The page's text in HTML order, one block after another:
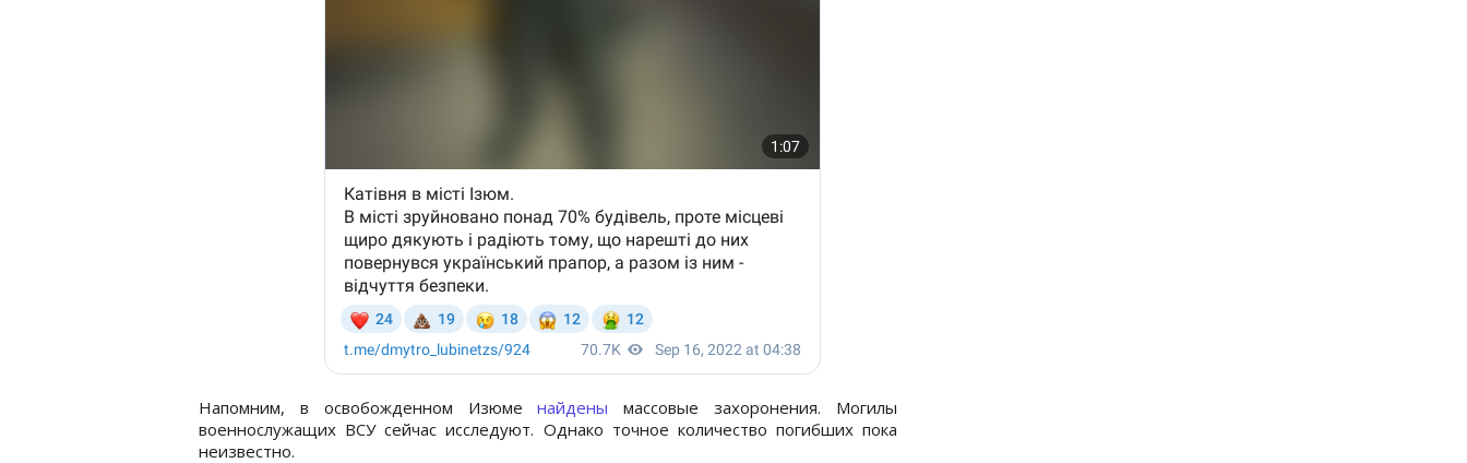
Напомним, в освобожденном Изюменайдены массовые захоронения. Могилы
военнослужащих ВСУ сейчас исследуют. Однако точное количество погибших пока
неизвестно.